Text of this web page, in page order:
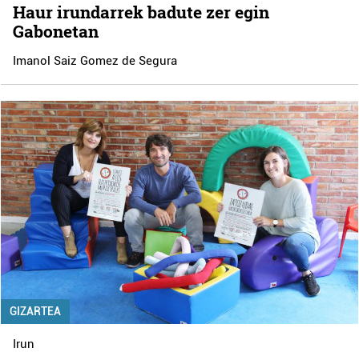
Haur irundarrek badute zer egin
Gabonetan
Imanol Saiz Gomez de Segura
GIZARTEA
Irun